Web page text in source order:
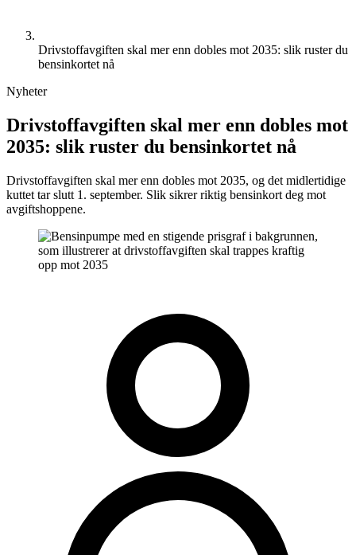
Drivstoffavgiften skal mer enn dobles mot 2035: slik ruster du
bensinkortet nå
Nyheter
Drivstoffavgiften skal mer enn dobles mot
2035: slik ruster du bensinkortet nå
Drivstoffavgiften skal mer enn dobles mot 2035, og det midlertidige
kuttet tar slutt 1. september. Slik sikrer riktig bensinkort deg mot
avgiftshoppene.